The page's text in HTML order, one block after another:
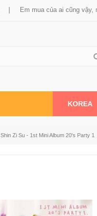
Em mua của ai cũng
KOREA
Shin Zi Su - 1st Mini Album 20's Party 1